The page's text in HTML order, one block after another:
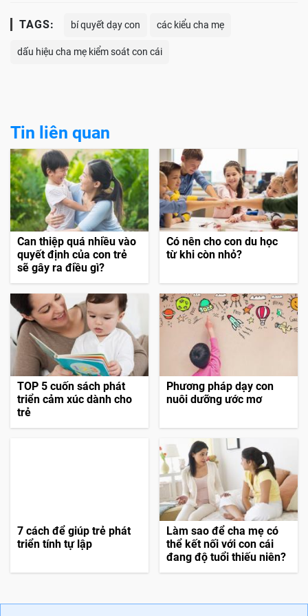
TAGS: bí quyết dạy con các kiểu cha mẹ
dấu hiệu cha mẹ kiểm soát con cái
Tin liên quan
Can thiệp quá nhiều vào
quyết định của con trẻ
sẽ gây ra điều gì?
Có nên cho con du học
từ khi còn nhỏ?
TOP 5 cuốn sách phát
triển cảm xúc dành cho
trẻ
Phương pháp dạy con
nuôi dưỡng ước mơ
7 cách để giúp trẻ phát
triển tính tự lập
Làm sao để cha mẹ có
thể kết nối với con cái
đang độ tuổi thiếu niên?